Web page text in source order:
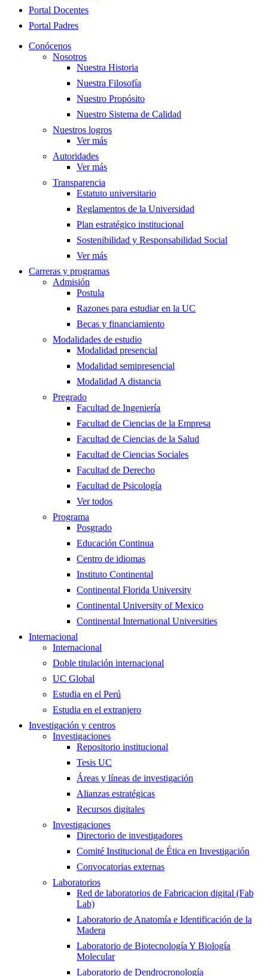
Portal Docentes
Portal Padres
Conócenos
Nosotros
Nuestra Historia
Nuestra Filosofía
Nuestro Propósito
Nuestro Sistema de Calidad
Nuestros logros
Ver más
Autoridades
Ver más
Transparencia
Estatuto universitario
Reglamentos de la Universidad
Plan estratégico institucional
Sostenibilidad y Responsabilidad Social
Ver más
Carreras y programas
Admisión
Postula
Razones para estudiar en la UC
Becas y financiamiento
Modalidades de estudio
Modalidad presencial
Modalidad semipresencial
Modalidad A distancia
Pregrado
Facultad de Ingeniería
Facultad de Ciencias de la Empresa
Facultad de Ciencias de la Salud
Facultad de Ciencias Sociales
Facultad de Derecho
Facultad de Psicología
Ver todos
Programa
Posgrado
Educación Continua
Centro de idiomas
Instituto Continental
Continental Florida University
Continental University of Mexico
Continental International Universities
Internacional
Internacional
Doble titulación internacional
UC Global
Estudia en el Perú
Estudia en el extranjero
Investigación y centros
Investigaciones
Repositorio institucional
Tesis UC
Áreas y líneas de investigación
Alianzas estratégicas
Recursos digitales
Investigaciones
Directorio de investigadores
Comité Institucional de Ética en Investigación
Convocatorias externas
Laboratorios
Red de laboratorios de Fabricacion digital (Fab
Lab)
Laboratorio de Anatomía e Identificación de la
Madera
Laboratorio de Biotecnología Y Biología
Molecular
Laboratorio de Dendrocronología